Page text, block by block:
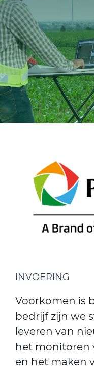
CableApp
Haspel retouren
DOWNLOADS
MEDIA
INVOERING
Voorkomen is
bedrijf zijn we
leveren van
het monitoren
en het maken